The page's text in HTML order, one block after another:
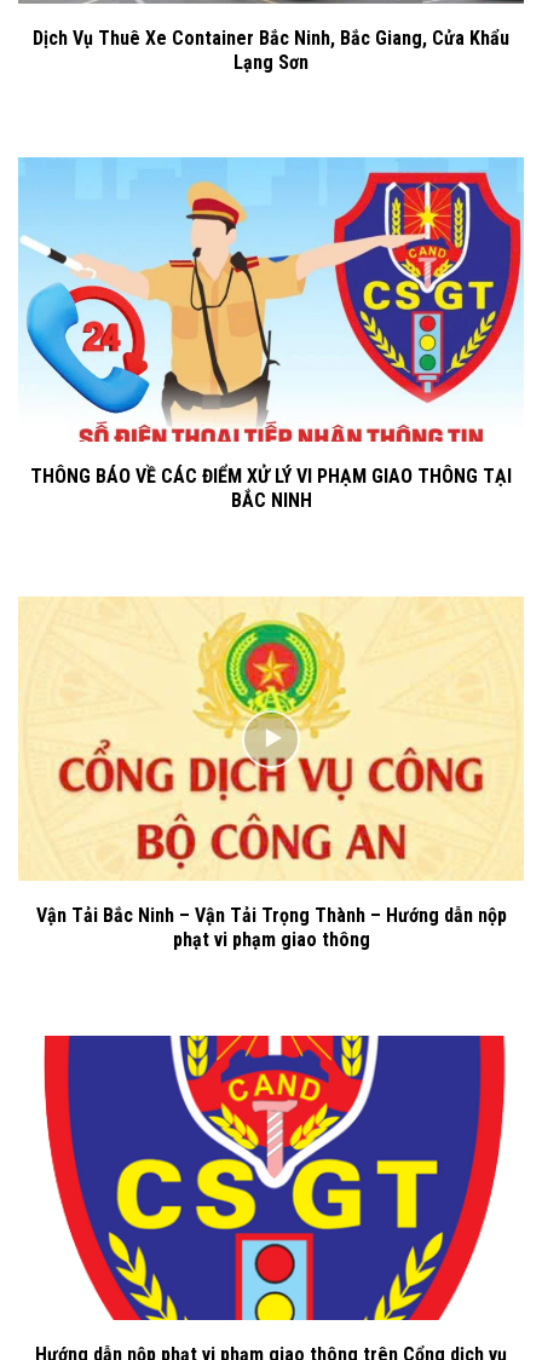
Dịch Vụ Thuê Xe Container Bắc Ninh, Bắc Giang, Cửa Khẩu
Lạng Sơn
THÔNG BÁO VỀ CÁC ĐIỂM XỬ LÝ VI PHẠM GIAO THÔNG TẠI
BẮC NINH
Vận Tải Bắc Ninh – Vận Tải Trọng Thành – Hướng dẫn nộp
phạt vi phạm giao thông
Hướng dẫn nộp phạt vi phạm giao thông trên Cổng dịch vụ